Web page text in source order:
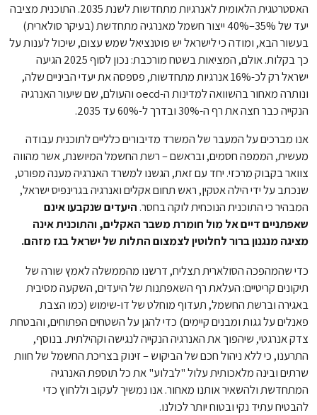
האסטרטגית הלאומית לאנרגיות מתחדשות לשנת 2035. התוכנית מציבה
יעד של 35%–40% ייצור חשמל מאנרגיה מתחדשת (בעיקר סולארית)
בעשור הבא, ומודה כי לישראל יש פוטנציאל שמש עצום, שיכול לענות על
כך בקלות. אולם, המציאות בשטח מורכבת: נכון לסוף 2025 הגיעה
ישראל רק לכ-16% אנרגיות מתחדשות, פספסה את יעדי הביניים שלה,
ונותרה מאחור בהשוואה למדינות ה-oecd והעולם, שם שיעור האנרגיה
הנקייה כבר חצה את רף ה-30% ובדרך ל-60% עד 2035.
אנו מברכים על המעבר של המשרד מדיבורים כלליים לתוכנית עבודה
מעשית, הממפה חסמים, ובראשם – רשת החשמל המיושנת, אשר מהווה
צוואר בקבוק מרכזי. יחד עם זאת, הגשנו למשרד האנרגיה מענה מפורט,
שנכתב על ידי הילה אטקין, ראש תחום אקלים ואנרגיה בגרינפיס ישראל,
המבהיר כי התוכנית הנוכחית לוקה בחסר. היעדים שנקבעו אינם
שאפתניים דיים אל מול חומרת משבר האקלים, והתוכנית אינה
מציגה מנגנון ברור לחלוטין לצמצום התלות של ישראל בגז מזהם.
כדי שהמהפכה הסולארית תצליח, דרשנו מהממשלה לאמץ שורה של
תיקונים קריטיים: העלאת רף השאפתנות של היעדים, השקעה מסיבית
באגירה וברשת החשמל, תעדוף מוחלט של דו-שימוש (כמו הצבת
פאנלים על גגות ומבנים קיימים) כדי להגן על השטחים הפתוחים, והבטחת
צדק אנרגטי, שיהפוך את האנרגיה הנקייה לנגישה וקהילתית. בנוסף,
התרענו, כי ללא ניהול חכם של הביקוש – זינוק בצריכת החשמל של חוות
שרתים ובינה מלאכותית עלול "לבלוע" את כל תוספת האנרגיה
המתחדשת ולהשאיר אותנו מאחור. אנו נמשיך לעקוב וללחוץ כדי
להבטיח עתיד נקי ובטוח יותר לכולנו.